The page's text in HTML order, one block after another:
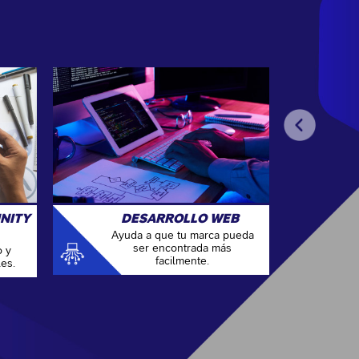
y
DESARROLLO WEB
Ayuda a que tu marca pueda
ser encontrada más
facilmente.